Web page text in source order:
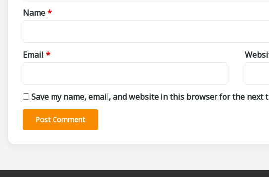
*
Name*
Email *
Save my name, email, and website in this browser for the next